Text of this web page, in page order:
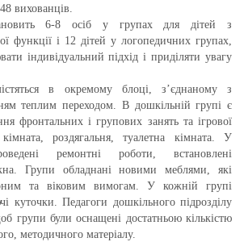
вихованців.
6-8 осіб у групах для дітей з
функції і 12 дітей у логопедичних групах,
індивідуальний підхід і приділяти увагу
в окремому блоці, з’єднаному з
теплим переходом. В дошкільній групі є
фронтальних і групових занять та ігрової
кімната, роздягальня, туалетна кімната. У
ремонтні роботи, встановлені
Групи обладнані новими меблями, які
та віковим вимогам. У кожній групі
куточки. Педагоги дошкільного підрозділу
групи були оснащені достатньою кількістю
методичного матеріалу.